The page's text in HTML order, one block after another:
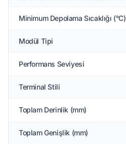
Minimum Depolama Sıcaklığı (°C)
Modül Tipi
Performans Seviyesi
Terminal Stili
Toplam Derinlik (mm)
Toplam Genişlik (mm)